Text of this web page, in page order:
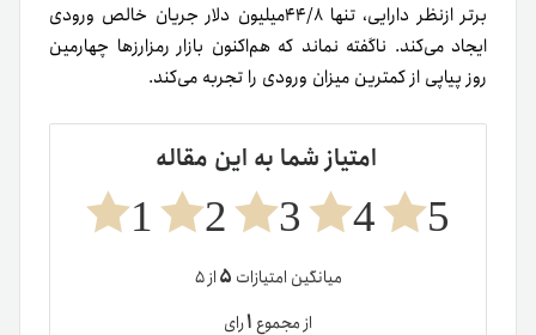
برتر از‌نظر دارایی، تنها ۴۴/۸میلیون دلار جریان خالص ورودی
ایجاد می‌کند. ناگفته نماند که هم‌اکنون بازار رمزارزها چهارمین
روز پیاپی از کمترین میزان ورودی را تجربه می‌کند.
امتیاز شما به این مقاله
5
4
3
2
1
میانگین امتیازات ۵از ۵
از مجموع۱رای